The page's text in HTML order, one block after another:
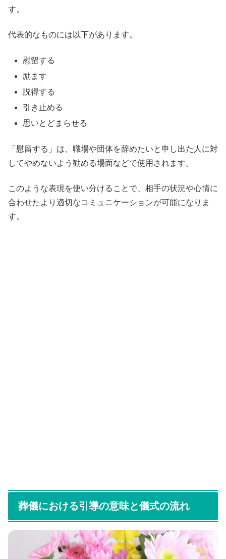
す。
代表的なものには以下があります。
慰留する
励ます
説得する
引き止める
思いとどまらせる
「慰留する」は、職場や団体を辞めたいと申し出た人に対
してやめないよう勧める場面などで使用されます。
このような表現を使い分けることで、相手の状況や心情に
合わせたより適切なコミュニケーションが可能になりま
す。
葬儀における引導の意味と儀式の流れ